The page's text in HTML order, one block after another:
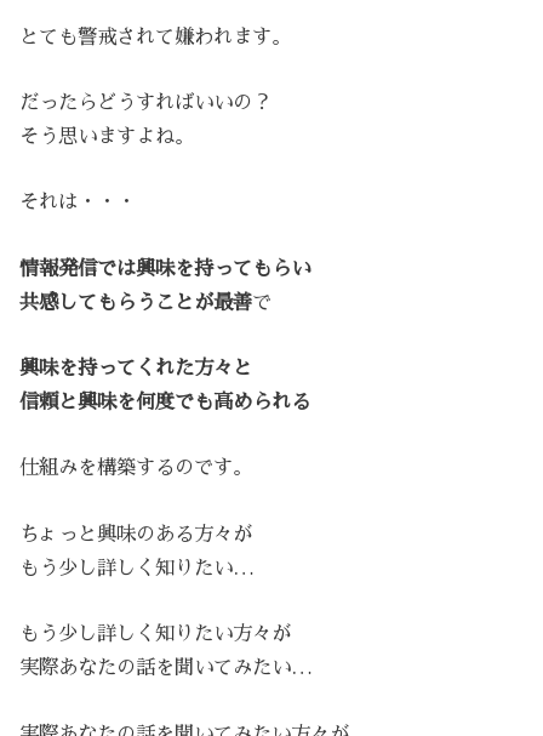
とても警戒されて嫌われます。
だったらどうすればいいの？
そう思いますよね。
それは・・・
情報発信では興味を持ってもらい
共感してもらうことが最善で
興味を持ってくれた方々と
信頼と興味を何度でも高められる
仕組みを構築するのです。
ちょっと興味のある方々が
もう少し詳しく知りたい…
もう少し詳しく知りたい方々が
実際あなたの話を聞いてみたい…